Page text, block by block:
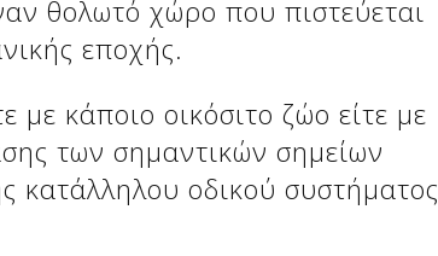
θολωτό χώρο που πιστεύεται
εποχής.
με κάποιο οικόσιτο ζώο είτε με
των σημαντικών σημείων
κατάλληλου οδικού συστήματος